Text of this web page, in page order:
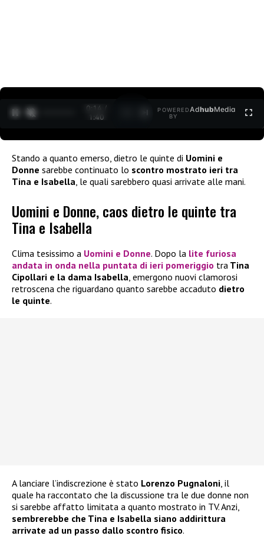
0:15 /
1:40
POWERED
BY
AdhubMedia
Stando a quanto emerso, dietro le quinte di Uomini e
Donne sarebbe continuato lo scontro mostrato ieri tra
Tina e Isabella , le quali sarebbero quasi arrivate alle mani.
Uomini e Donne, caos dietro le quinte tra
Tina e Isabella
Clima tesissimo a Uomini e Donne. Dopo la lite furiosa
andata in onda nella puntata di ieri pomeriggio tra Tina
Cipollari e la dama Isabella, emergono nuovi clamorosi
retroscena che riguardano quanto sarebbe accaduto dietro
le quinte.
A lanciare l’indiscrezione è stato Lorenzo Pugnaloni, il
quale ha raccontato che la discussione tra le due donne non
si sarebbe affatto limitata a quanto mostrato in TV. Anzi,
sembrerebbe che Tina e Isabella siano addirittura
arrivate ad un passo dallo scontro fisico.